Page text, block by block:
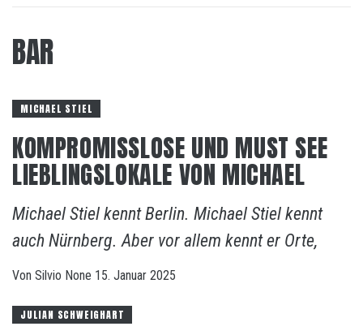
BAR
MICHAEL STIEL
KOMPROMISSLOSE UND MUST SEE
LIEBLINGSLOKALE VON MICHAEL
Michael Stiel kennt Berlin. Michael Stiel kennt
auch Nürnberg. Aber vor allem kennt er Orte,
Von Silvio None 15. Januar 2025
JULIAN SCHWEIGHART